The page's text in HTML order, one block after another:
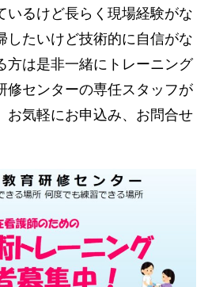
いるけど長らく現場経験がな
したいけど技術的に自信がな
方は是非一緒にトレーニング
修センターの専任スタッフが
お気軽にお申込み、お問合せ